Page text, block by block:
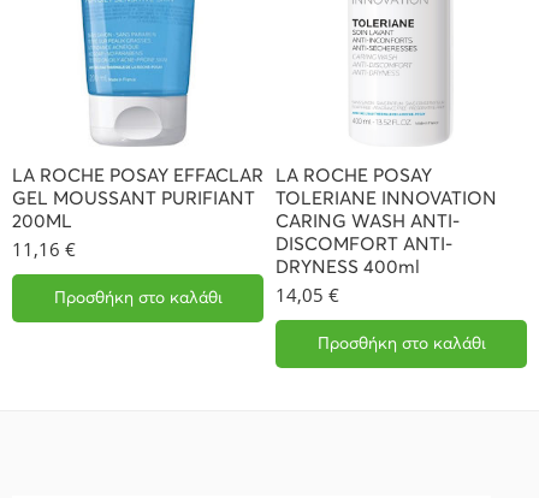
LA ROCHE POSAY EFFACLAR
GEL MOUSSANT PURIFIANT
200ML
11,16 €
Προσθήκη στο καλάθι
LA ROCHE POSAY
TOLERIANE INNOVATION
CARING WASH ANTI-
DISCOMFORT ANTI-
DRYNESS 400ml
14,05 €
Προσθήκη στο καλάθι